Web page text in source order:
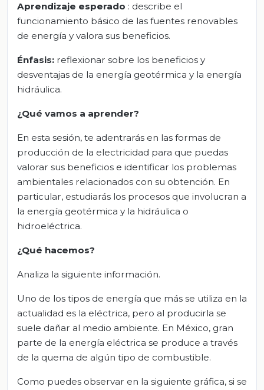
Aprendizaje esperado : describe el
funcionamiento básico de las fuentes renovables
de energía y valora sus beneficios.
Énfasis: reflexionar sobre los beneficios y
desventajas de la energía geotérmica y la energía
hidráulica.
¿Qué vamos a aprender?
En esta sesión, te adentrarás en las formas de
producción de la electricidad para que puedas
valorar sus beneficios e identificar los problemas
ambientales relacionados con su obtención. En
particular, estudiarás los procesos que involucran a
la energía geotérmica y la hidráulica o
hidroeléctrica.
¿Qué hacemos?
Analiza la siguiente información.
Uno de los tipos de energía que más se utiliza en la
actualidad es la eléctrica, pero al producirla se
suele dañar al medio ambiente. En México, gran
parte de la energía eléctrica se produce a través
de la quema de algún tipo de combustible.
Como puedes observar en la siguiente gráfica, si se